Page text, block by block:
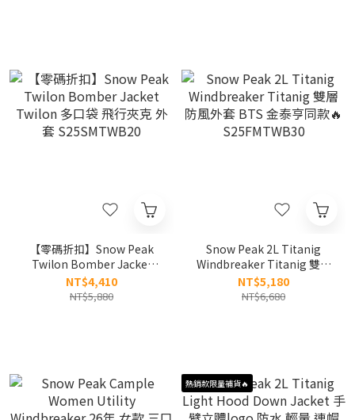
【零碼折扣】Snow Peak
Twilon Bomber Jacket
Twilon 多口袋 飛行夾克 外
套 S25SMTWB20
NT$4,410
NT$5,880
Snow Peak 2L Titanig
Windbreaker Titanig 雙層
防風外套 BTS 金泰亨同款🔥
S25FMTWB30
NT$5,180
NT$6,680
熱銷款限量補貨🔥